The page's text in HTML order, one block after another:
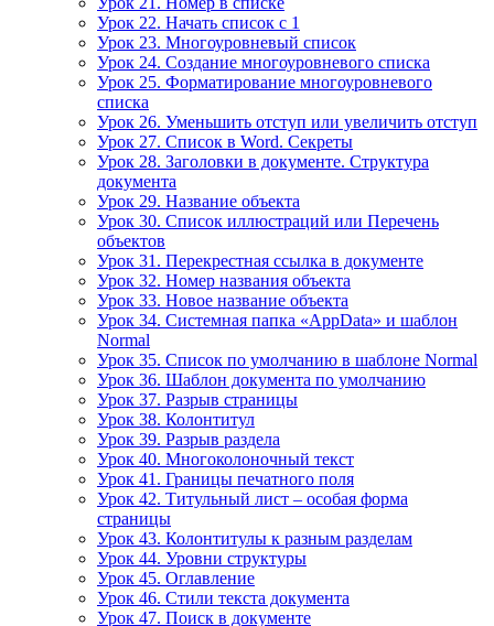
Урок 22. Начать список с 1
Урок 23. Многоуровневый список
Урок 24. Создание многоуровневого списка
Урок 25. Форматирование многоуровневого
списка
Урок 26. Уменьшить отступ или увеличить отступ
Урок 27. Список в Word. Секреты
Урок 28. Заголовки в документе. Структура
документа
Урок 29. Название объекта
Урок 30. Список иллюстраций или Перечень
объектов
Урок 31. Перекрестная ссылка в документе
Урок 32. Номер названия объекта
Урок 33. Новое название объекта
Урок 34. Системная папка «AppData» и шаблон
Normal
Урок 35. Список по умолчанию в шаблоне Normal
Урок 36. Шаблон документа по умолчанию
Урок 37. Разрыв страницы
Урок 38. Колонтитул
Урок 39. Разрыв раздела
Урок 40. Многоколоночный текст
Урок 41. Границы печатного поля
Урок 42. Титульный лист – особая форма
страницы
Урок 43. Колонтитулы к разным разделам
Урок 44. Уровни структуры
Урок 45. Оглавление
Урок 46. Стили текста документа
Урок 47. Поиск в документе